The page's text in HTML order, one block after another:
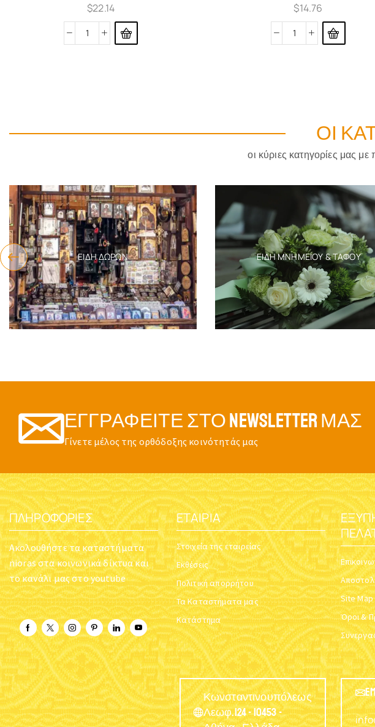
$22.14
$14.76
ΟΙ
οι κύριες κατηγορίες μας
ΕΊΔΗ ΔΏΡΩΝ ΕΊΔΗ ΜΝΗΜΕΊΟΥ & ΤΆΦΟΥ
ΕΓΓΡΑΦΕΊΤΕ ΣΤΟ NEWSLETTER ΜΑΣ
Γίνετε μέλος της ορθόδοξης κοινότητάς μας
ΠΛΗΡΟΦΟΡΊΕΣ
Ακολουθήστε τα καταστήματα
nioras στα κοινωνικά δίκτυα και
το κανάλι μας στο youtube
ΕΤΑΙΡΊΑ
Στοιχεία της εταιρείας
Εκθέσεις
Πολιτική απορρήτου
Τα Καταστήματα μας
Κατάστημα
Site Map
Όροι &
Κωνσταντινουπόλεως
Λεωφ.124 - 10453 -